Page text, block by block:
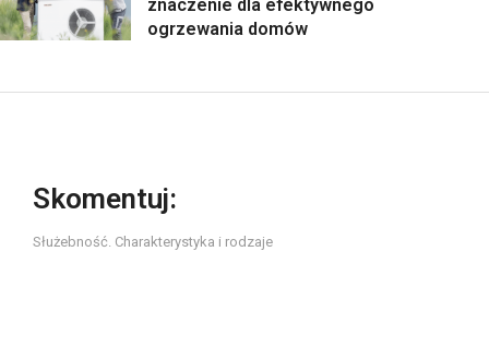
znaczenie dla efektywnego
ogrzewania domów
Skomentuj:
Służebność. Charakterystyka i rodzaje